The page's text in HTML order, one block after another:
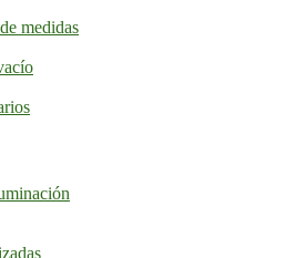
medidas